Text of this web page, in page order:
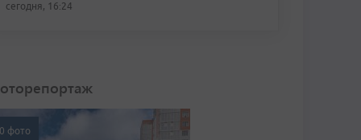
сегодня, 16:24
фото